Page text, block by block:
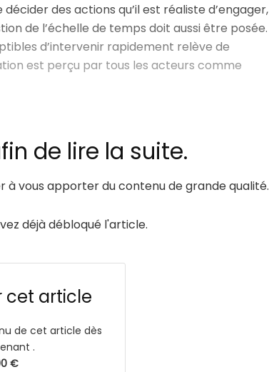
des actions qu’il est réaliste d’engager,
de l’échelle de temps doit aussi être posée.
d’intervenir rapidement relève de
est perçu par tous les acteurs comme
de lire la suite.
vous apporter du contenu de grande qualité.
déjà débloqué l'article.
cet article
de cet article dès
.
€